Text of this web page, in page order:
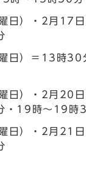
日）・2月17
日）＝13時30
日）・2月20
・19時～19時
日）・2月21日